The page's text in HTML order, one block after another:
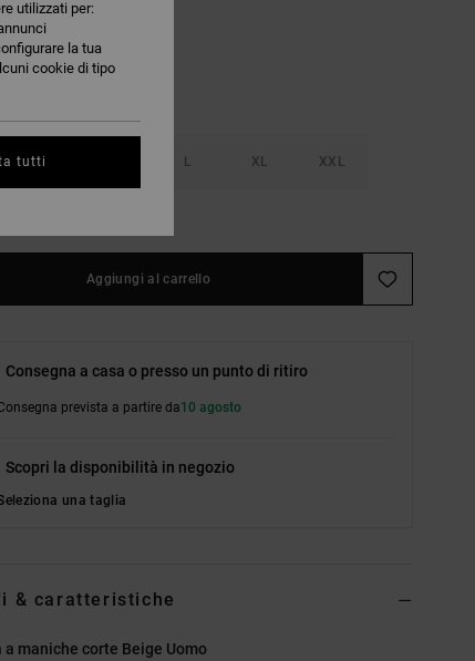
S L XL XXL
Aggiungi al carrello
Consegna a casa o presso un punto di ritiro
prevista a partire da10 agosto
Scopri la disponibilità in negozio
una taglia
& caratteristiche
maniche corte Beige Uomo
utilizzati per:
la tua
cookie di tipo
tutti